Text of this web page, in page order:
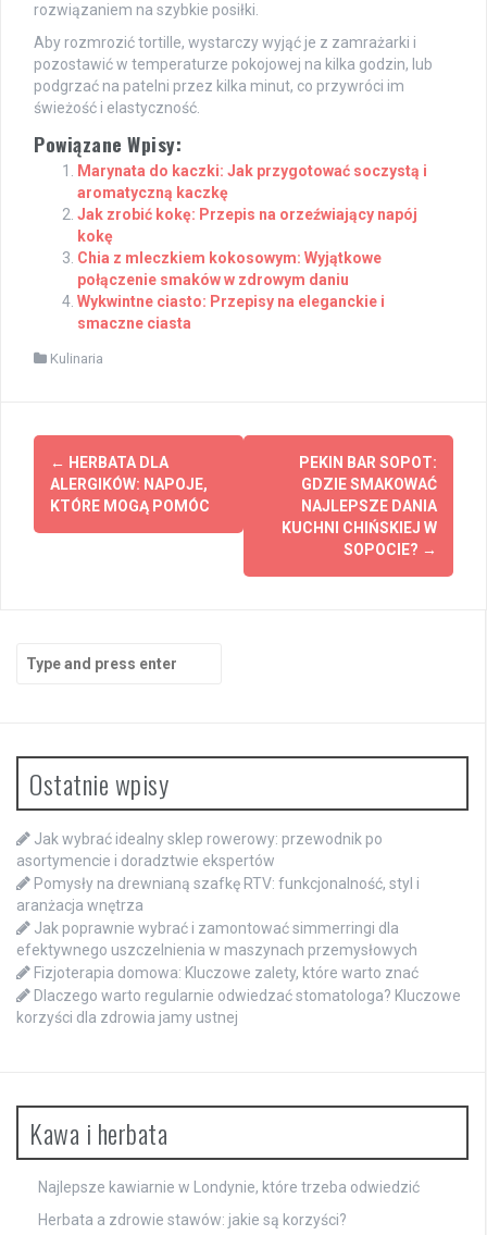
rozwiązaniem na szybkie posiłki.
Aby rozmrozić tortille, wystarczy wyjąć je z zamrażarki i
pozostawić w temperaturze pokojowej na kilka godzin, lub
podgrzać na patelni przez kilka minut, co przywróci im
świeżość i elastyczność.
Powiązane Wpisy:
Marynata do kaczki: Jak przygotować soczystą i
aromatyczną kaczkę
Jak zrobić kokę: Przepis na orzeźwiający napój
kokę
Chia z mleczkiem kokosowym: Wyjątkowe
połączenie smaków w zdrowym daniu
Wykwintne ciasto: Przepisy na eleganckie i
smaczne ciasta
Kulinaria
Post
navigation
← HERBATA DLA
ALERGIKÓW: NAPOJE,
KTÓRE MOGĄ POMÓC
PEKIN BAR SOPOT:
GDZIE SMAKOWAĆ
NAJLEPSZE DANIA
KUCHNI CHIŃSKIEJ W
SOPOCIE? →
for:
Ostatnie wpisy
Jak wybrać idealny sklep rowerowy: przewodnik po
asortymencie i doradztwie ekspertów
Pomysły na drewnianą szafkę RTV: funkcjonalność, styl i
aranżacja wnętrza
Jak poprawnie wybrać i zamontować simmerringi dla
efektywnego uszczelnienia w maszynach przemysłowych
Fizjoterapia domowa: Kluczowe zalety, które warto znać
Dlaczego warto regularnie odwiedzać stomatologa? Kluczowe
korzyści dla zdrowia jamy ustnej
Kawa i herbata
Najlepsze kawiarnie w Londynie, które trzeba odwiedzić
Herbata a zdrowie stawów: jakie są korzyści?